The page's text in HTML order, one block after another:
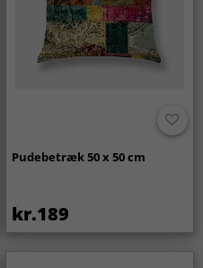
Pudebetræk 50 x 50 cm
kr.189